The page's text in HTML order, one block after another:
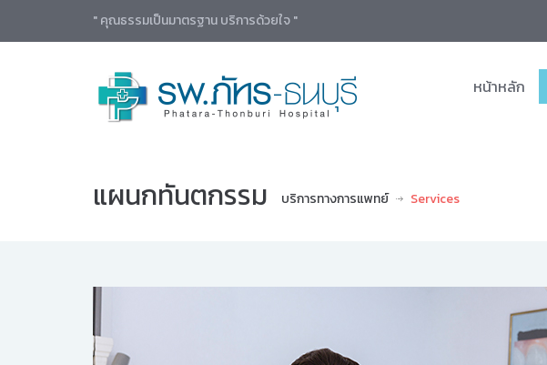
" คุณธรรมเป็นมาตรฐาน บริการด้วยใจ "
หน้าหลัก
แผนกทันตกรรม บริการทางการแพทย์ Services